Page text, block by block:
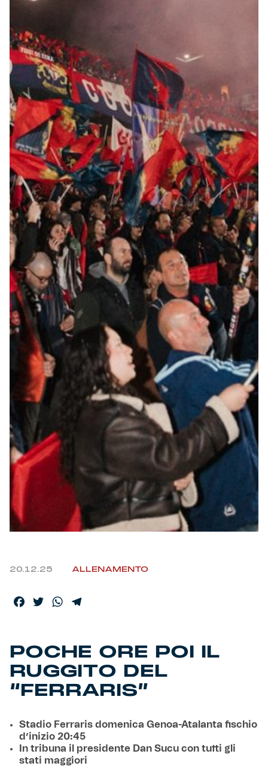
Vintage Collection
Red&Blue Voices
Kids
Accessori
Party
Outlet
Caffè Boasi x Genoa
Helan x Genoa
Isolani x Genoa
Gift Card Online Store
Fortissimo batte il mio cuor
20.12.25 ALLENAMENTO
Facebook
TwitterWhatsApp
POCHE ORE POI IL
RUGGITO DEL
“FERRARIS”
Stadio Ferraris domenica Genoa-Atalanta fischio
d’inizio 20:45
In tribuna il presidente Dan Sucu con tutti gli
stati maggiori